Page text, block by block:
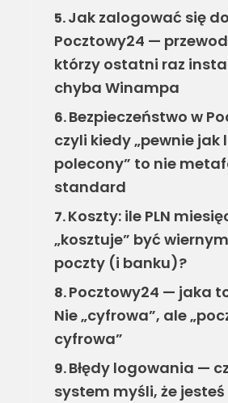
5.Jak zalogować się do
Pocztowy24 —
którzy ostatni raz
chyba Winampa
6.Bezpieczeństwo w
czyli kiedy „pewnie jak
polecony” to nie
standard
7.Koszty: ile PLN
„kosztuje” być
poczty (i banku)?
8.Pocztowy24 — jaka
Nie „cyfrowa”, ale
cyfrowa”
9.Błędy logowania —
system myśli, że